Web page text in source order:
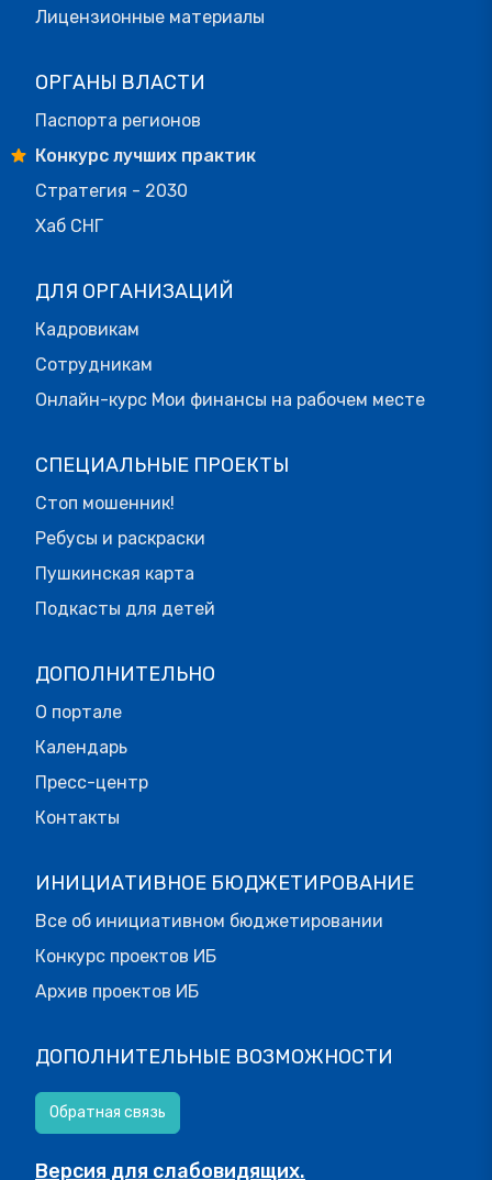
Лицензионные материалы
ОРГАНЫ ВЛАСТИ
Паспорта регионов
Конкурс лучших практик
Стратегия - 2030
Хаб СНГ
ДЛЯ ОРГАНИЗАЦИЙ
Кадровикам
Сотрудникам
Онлайн-курс Мои финансы на рабочем месте
СПЕЦИАЛЬНЫЕ ПРОЕКТЫ
Стоп мошенник!
Ребусы и раскраски
Пушкинская карта
Подкасты для детей
ДОПОЛНИТЕЛЬНО
О портале
Календарь
Пресс-центр
Контакты
ИНИЦИАТИВНОЕ БЮДЖЕТИРОВАНИЕ
Все об инициативном бюджетировании
Конкурс проектов ИБ
Архив проектов ИБ
ДОПОЛНИТЕЛЬНЫЕ ВОЗМОЖНОСТИ
Обратная связь
Версия для слабовидящих.